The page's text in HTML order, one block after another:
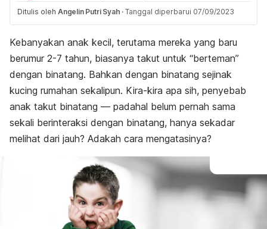
Ditulis oleh Angelin Putri Syah · Tanggal diperbarui 07/09/2023
Kebanyakan anak kecil, terutama mereka yang baru
berumur 2-7 tahun, biasanya takut untuk “berteman”
dengan binatang. Bahkan dengan binatang sejinak
kucing rumahan sekalipun. Kira-kira apa sih, penyebab
anak takut binatang — padahal belum pernah sama
sekali berinteraksi dengan binatang, hanya sekadar
melihat dari jauh? Adakah cara mengatasinya?